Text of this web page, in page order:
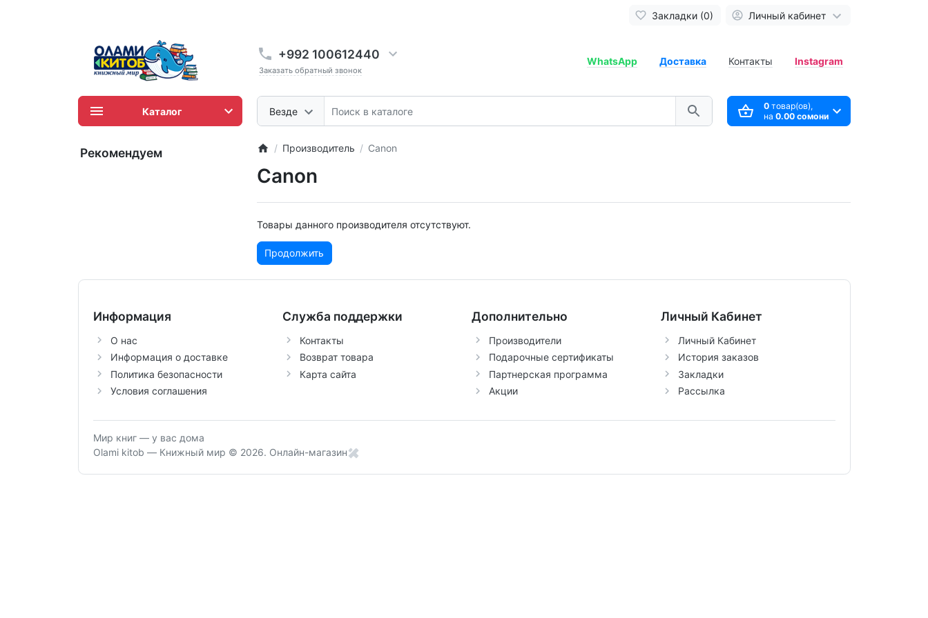
Закладки (0) Личный кабинет
+992 100612440
Заказать обратный звонок
Везде
WhatsApp Доставка Контакты Instagram
0товар(ов),
на 0.00 сомони
Каталог
Рекомендуем Производитель Canon
Canon
Товары данного производителя отсутствуют.
Продолжить
Информация
О нас
Информация о доставке
Политика безопасности
Условия соглашения
Служба поддержки
Контакты
Возврат товара
Карта сайта
Дополнительно
Производители
Подарочные сертификаты
Партнерская программа
Акции
Личный Кабинет
Личный Кабинет
История заказов
Закладки
Рассылка
Мир книг — у вас дома
Olami kitob — Книжный мир © 2026. Онлайн-магазин